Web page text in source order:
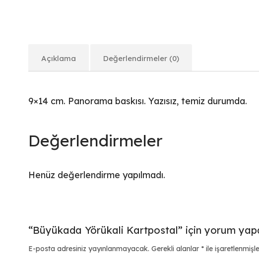
Açıklama Değerlendirmeler (0)
9×14 cm. Panorama baskısı. Yazısız, temiz durumda.
Değerlendirmeler
Henüz değerlendirme yapılmadı.
“Büyükada Yörükali Kartpostal” için yorum
E-posta adresiniz yayınlanmayacak. Gerekli alanlar * ile